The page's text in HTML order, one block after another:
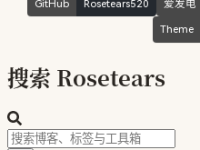
GitHub Rosetears520 爱发电
Theme
搜索 Rosetears